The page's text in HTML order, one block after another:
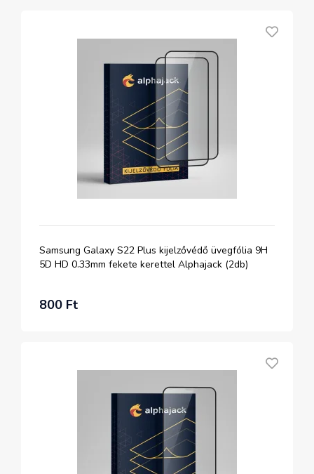
Samsung Galaxy S22 Plus kijelzővédő üvegfólia 9H
5D HD 0.33mm fekete kerettel Alphajack (2db)
800 Ft